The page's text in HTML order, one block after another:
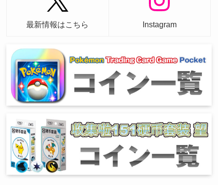
最新情報はこちら Instagram